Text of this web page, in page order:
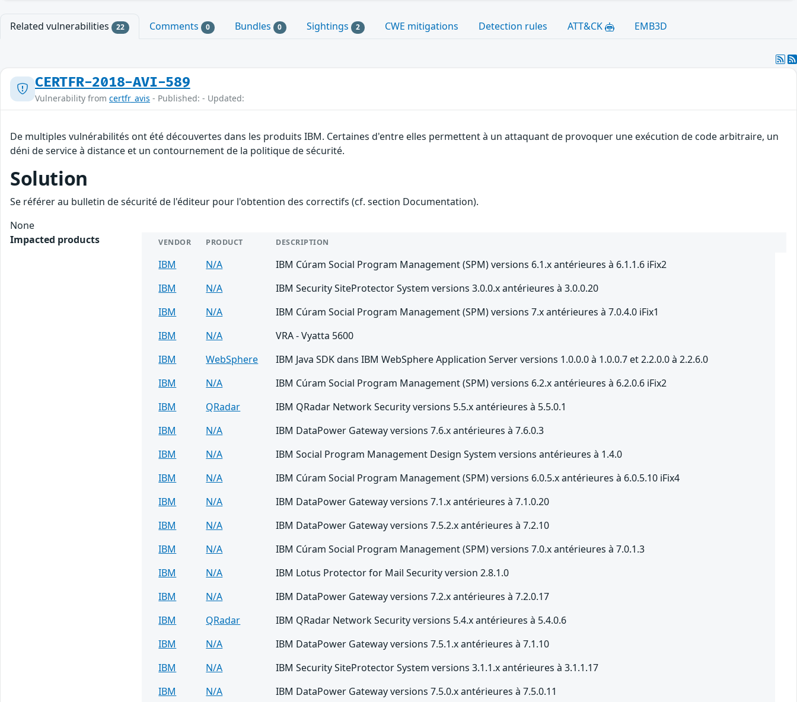
Related vulnerabilities 22 Comments 0 Bundles 0 Sightings 2 CWE mitigations Detection rules ATT&CK EMB3D
CERTFR-2018-AVI-589
Vulnerability from certfr_avis - Published: - Updated:
De multiples vulnérabilités ont été découvertes dans les produits IBM. Certaines d'entre elles permettent à un attaquant de provoquer une exécution de code arbitraire, un
déni de service à distance et un contournement de la politique de sécurité.
Solution
Se référer au bulletin de sécurité de l'éditeur pour l'obtention des correctifs (cf. section Documentation).
None
Impacted products
VENDOR PRODUCT DESCRIPTION
IBM N/A
IBM Cúram Social Program Management (SPM) versions 6.1.x antérieures à 6.1.1.6 iFix2
IBM
N/A
IBM Security SiteProtector System versions 3.0.0.x antérieures à 3.0.0.20
IBM
N/A
IBM Cúram Social Program Management (SPM) versions 7.x antérieures à 7.0.4.0 iFix1
IBM
N/A
VRA - Vyatta 5600
IBM
WebSphere
IBM Java SDK dans IBM WebSphere Application Server versions 1.0.0.0 à 1.0.0.7 et 2.2.0.0 à 2.2.6.0
IBM
N/A
IBM Cúram Social Program Management (SPM) versions 6.2.x antérieures à 6.2.0.6 iFix2
IBM
QRadar
IBM QRadar Network Security versions 5.5.x antérieures à 5.5.0.1
IBM
N/A
IBM DataPower Gateway versions 7.6.x antérieures à 7.6.0.3
IBM
N/A
IBM Social Program Management Design System versions antérieures à 1.4.0
IBM
N/A
IBM Cúram Social Program Management (SPM) versions 6.0.5.x antérieures à 6.0.5.10 iFix4
IBM
N/A
IBM DataPower Gateway versions 7.1.x antérieures à 7.1.0.20
IBM
N/A
IBM DataPower Gateway versions 7.5.2.x antérieures à 7.2.10
IBM
N/A
IBM Cúram Social Program Management (SPM) versions 7.0.x antérieures à 7.0.1.3
IBM
N/A
IBM Lotus Protector for Mail Security version 2.8.1.0
IBM
N/A
IBM DataPower Gateway versions 7.2.x antérieures à 7.2.0.17
IBM
QRadar
IBM QRadar Network Security versions 5.4.x antérieures à 5.4.0.6
IBM
N/A
IBM DataPower Gateway versions 7.5.1.x antérieures à 7.1.10
IBM
N/A
IBM Security SiteProtector System versions 3.1.1.x antérieures à 3.1.1.17
IBM
N/A
IBM DataPower Gateway versions 7.5.0.x antérieures à 7.5.0.11